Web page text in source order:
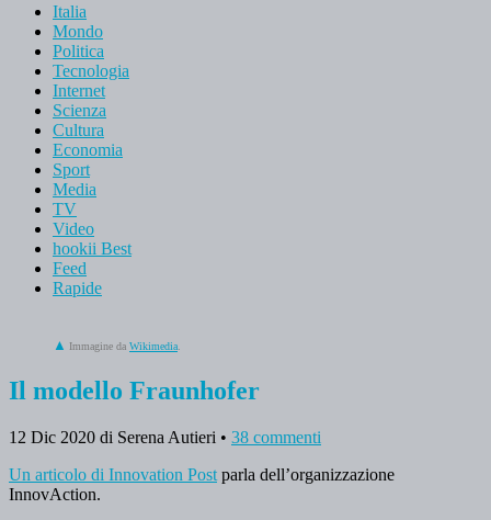
Italia
Mondo
Politica
Tecnologia
Internet
Scienza
Cultura
Economia
Sport
Media
TV
Video
hookii Best
Feed
Rapide
Immagine da Wikimedia
Il modello Fraunhofer
12 Dic 2020 di Serena Autieri • 38 commenti
Un articolo di Innovation Post parla dell’organizzazione
InnovAction.